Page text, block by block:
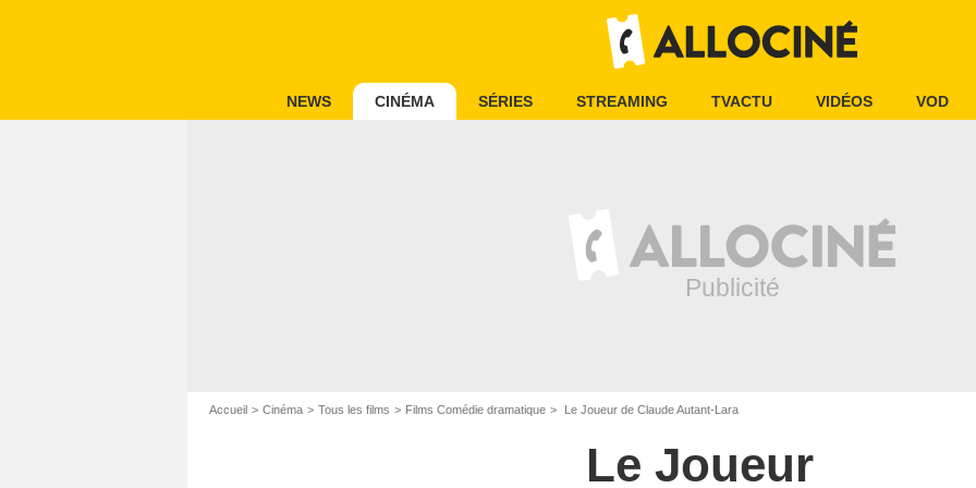
NEWS CINÉMA SÉRIES STREAMING TVACTU VIDÉOS VOD
Accueil Cinéma Tous les films Films Comédie dramatique Le Joueur de Claude Autant-Lara
Le Joueur